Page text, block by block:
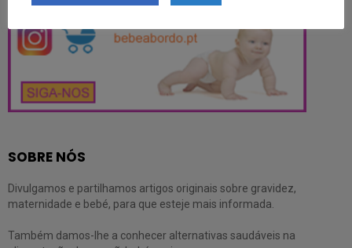
SOBRE NÓS
Divulgamos e partilhamos artigos originais sobre gravidez,
maternidade e bebé, para que esteje mais informada.
Também damos-lhe a conhecer alternativas saudáveis na